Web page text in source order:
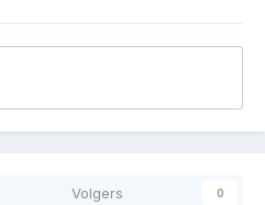
Volgers 0